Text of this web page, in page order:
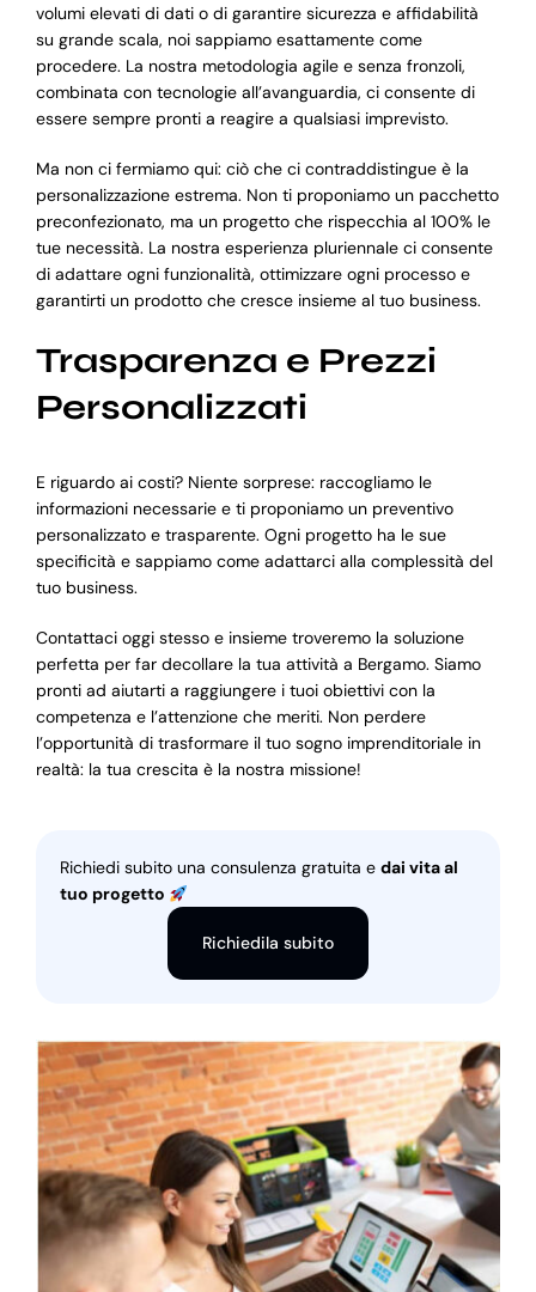
volumi elevati di dati o di garantire sicurezza e affidabilità
su grande scala, noi sappiamo esattamente come
procedere. La nostra metodologia agile e senza fronzoli,
combinata con tecnologie all’avanguardia, ci consente di
essere sempre pronti a reagire a qualsiasi imprevisto.
Ma non ci fermiamo qui: ciò che ci contraddistingue è la
personalizzazione estrema. Non ti proponiamo un pacchetto
preconfezionato, ma un progetto che rispecchia al 100% le
tue necessità. La nostra esperienza pluriennale ci consente
di adattare ogni funzionalità, ottimizzare ogni processo e
garantirti un prodotto che cresce insieme al tuo business.
Trasparenza e Prezzi
Personalizzati
E riguardo ai costi? Niente sorprese: raccogliamo le
informazioni necessarie e ti proponiamo un preventivo
personalizzato e trasparente. Ogni progetto ha le sue
specificità e sappiamo come adattarci alla complessità del
tuo business.
Contattaci oggi stesso e insieme troveremo la soluzione
perfetta per far decollare la tua attività a Bergamo. Siamo
pronti ad aiutarti a raggiungere i tuoi obiettivi con la
competenza e l’attenzione che meriti. Non perdere
l’opportunità di trasformare il tuo sogno imprenditoriale in
realtà: la tua crescita è la nostra missione!
Richiedi subito una consulenza gratuita e dai vita al
tuo progetto
Richiedila subito